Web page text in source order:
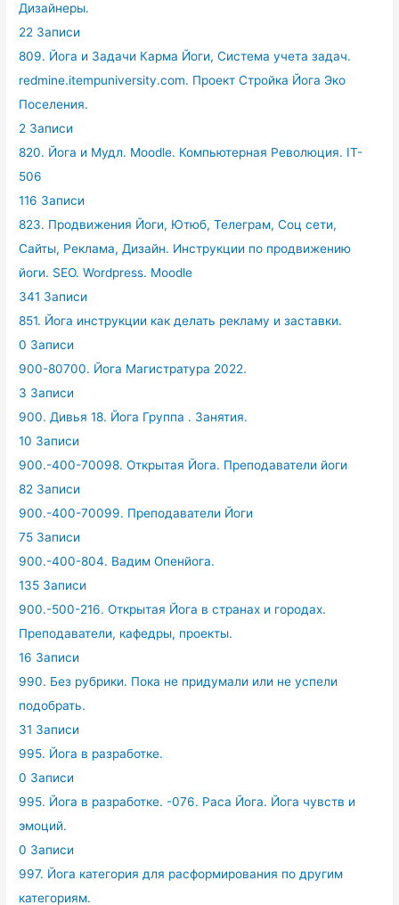
Дизайнеры.
22 Записи
809. Йога и Задачи Карма Йоги, Система учета задач.
redmine.itempuniversity.com. Проект Стройка Йога Эко
Поселения.
2 Записи
820. Йога и Мудл. Moodle. Компьютерная Революция. IT-
506
116 Записи
823. Продвижения Йоги, Ютюб, Телеграм, Соц сети,
Сайты, Реклама, Дизайн. Инструкции по продвижению
йоги. SEO. Wordpress. Moodle
341 Записи
851. Йога инструкции как делать рекламу и заставки.
0 Записи
900-80700. Йога Магистратура 2022.
3 Записи
900. Дивья 18. Йога Группа . Занятия.
10 Записи
900.-400-70098. Открытая Йога. Преподаватели йоги
82 Записи
900.-400-70099. Преподаватели Йоги
75 Записи
900.-400-804. Вадим Опенйога.
135 Записи
900.-500-216. Открытая Йога в странах и городах.
Преподаватели, кафедры, проекты.
16 Записи
990. Без рубрики. Пока не придумали или не успели
подобрать.
31 Записи
995. Йога в разработке.
0 Записи
995. Йога в разработке. -076. Раса Йога. Йога чувств и
эмоций.
0 Записи
997. Йога категория для расформирования по другим
категориям.